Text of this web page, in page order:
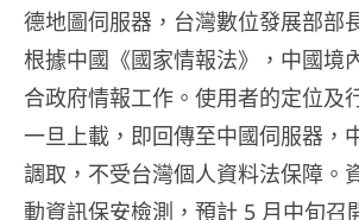
德地圖伺服器，台灣數位發展部部
根據中國《國家情報法》，中國境
合政府情報工作。使用者的定位及
一旦上載，即回傳至中國伺服器，
調取，不受台灣個人資料法保障。
動資訊保安檢測，預計 5 月中旬召